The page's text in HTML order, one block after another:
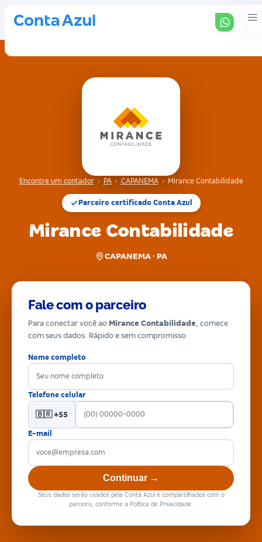
Encontre um contador › PA › CAPANEMA › Mirance Contabilidade
Parceiro certificado Conta Azul
Mirance Contabilidade
CAPANEMA · PA
Fale com o parceiro
Para conectar você ao Mirance Contabilidade, comece
com seus dados. Rápido e sem compromisso.
Nome completo
Telefone celular
🇧🇷 +55
E-mail
Continuar →
Seus dados serão usados pela Conta Azul e compartilhados com o
parceiro, conforme a Política de Privacidade.